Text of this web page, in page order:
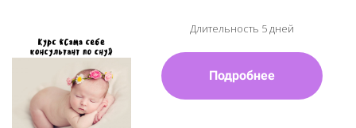
Длительность 5 дней
Подробнее